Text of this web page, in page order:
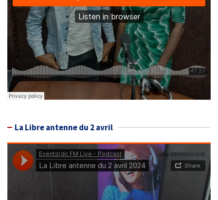
La Libre antenne du 2 avril